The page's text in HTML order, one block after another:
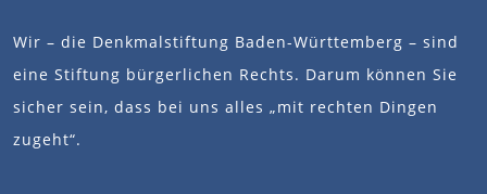
Wir – die Denkmalstiftung Baden-Württemberg – sind
eine Stiftung bürgerlichen Rechts. Darum können Sie
sicher sein, dass bei uns alles „mit rechten Dingen
zugeht“.